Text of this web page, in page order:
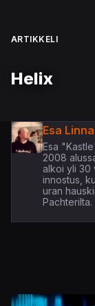
ARTIKKELI
Helix
Esa Linna
Esa
2008
alkoi yli 30
innostus,
uran
Pachterilta.